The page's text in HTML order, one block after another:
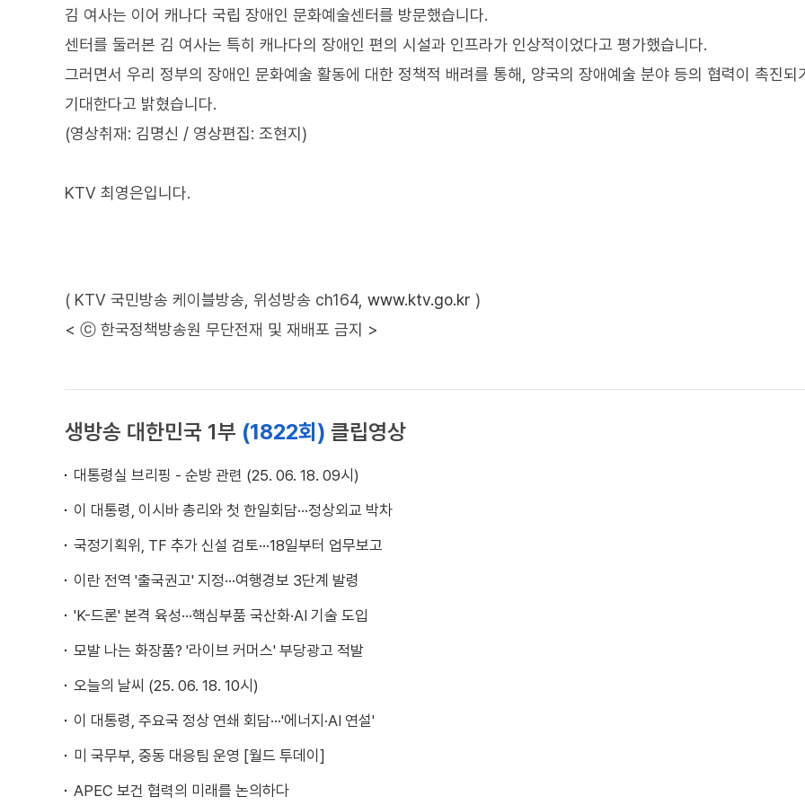
김 여사는 이어 캐나다 국립 장애인 문화예술센터를 방문했습니다.
센터를 둘러본 김 여사는 특히 캐나다의 장애인 편의 시설과 인프라가 인상적이었다고 평가했습니다.
그러면서 우리 정부의 장애인 문화예술 활동에 대한 정책적 배려를 통해, 양국의 장애예술 분야 등의 협력이 촉진되
기대한다고 밝혔습니다.
(영상취재: 김명신 / 영상편집: 조현지)
KTV 최영은입니다.
( KTV 국민방송 케이블방송, 위성방송 ch164, www.ktv.go.kr )
< ⓒ 한국정책방송원 무단전재 및 재배포 금지 >
생방송 대한민국 1부 (1822회) 클립영상
대통령실 브리핑 - 순방 관련 (25. 06. 18. 09시)
이 대통령, 이시바 총리와 첫 한일회담···정상외교 박차
국정기획위, TF 추가 신설 검토···18일부터 업무보고
이란 전역 '출국권고' 지정···여행경보 3단계 발령
'K-드론' 본격 육성···핵심부품 국산화·AI 기술 도입
모발 나는 화장품? '라이브 커머스' 부당광고 적발
오늘의 날씨 (25. 06. 18. 10시)
이 대통령, 주요국 정상 연쇄 회담···'에너지·AI 연설'
미 국무부, 중동 대응팀 운영 [월드 투데이]
APEC 보건 협력의 미래를 논의하다